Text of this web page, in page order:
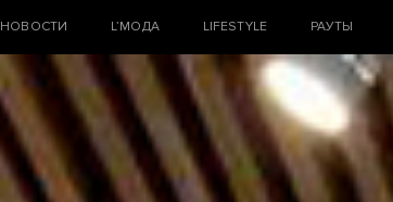
НОВОСТИ L’МОДА LIFESTYLE РАУТЫ